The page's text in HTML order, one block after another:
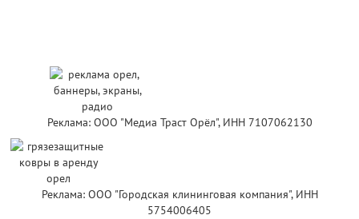
Реклама: ООО "Медиа Траст Орёл", ИНН 7107062130
Реклама: ООО "Городская клининговая компания", ИНН
5754006405